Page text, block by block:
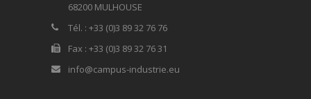
68200 MULHOUSE
Tél. : +33 (0)3 89 32 76 76
Fax : +33 (0)3 89 32 76 31
info@campus-industrie.eu